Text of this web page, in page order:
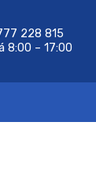
228 815
8:00 – 17:00